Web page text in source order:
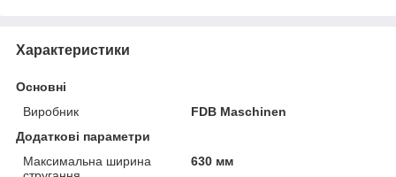
Характеристики
Основні
Виробник
FDB Maschinen
Додаткові параметри
Максимальна ширина
630 мм